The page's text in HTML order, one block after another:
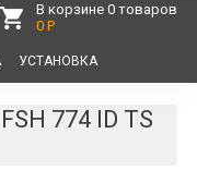
В корзине 0 товаров
0 Р
УСТАНОВКА
774 ID TS